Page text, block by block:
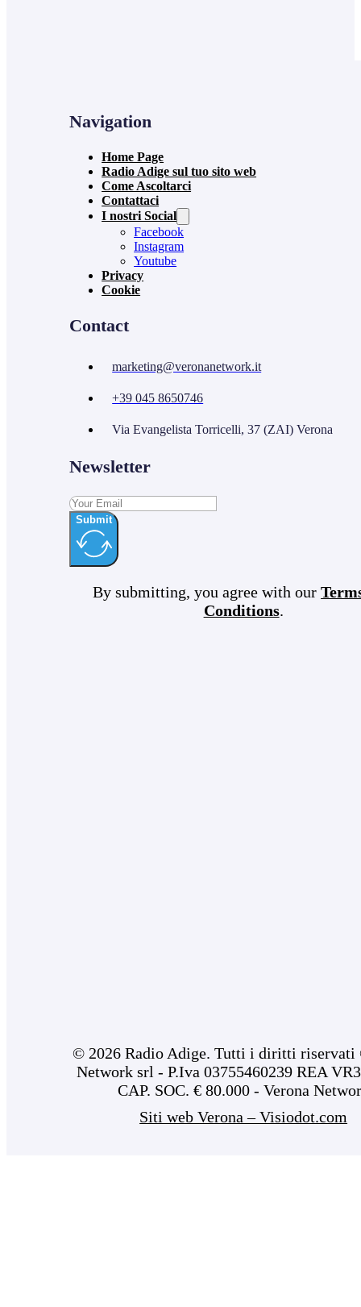
Navigation
Home Page
Radio Adige sul tuo sito web
Come Ascoltarci
Contattaci
I nostri Social
Facebook
Instagram
Youtube
Privacy
Cookie
Contact
marketing@veronanetwork.it
+39 045 8650746
Via Evangelista Torricelli, 37 (ZAI) Verona
Newsletter
Submit
By submitting, you agree with our
Conditions.
© 2026 Radio Adige. Tutti i diritti riservati
Network srl - P.Iva 03755460239 REA
CAP. SOC. € 80.000 - Verona
Siti web Verona – Visiodot.com